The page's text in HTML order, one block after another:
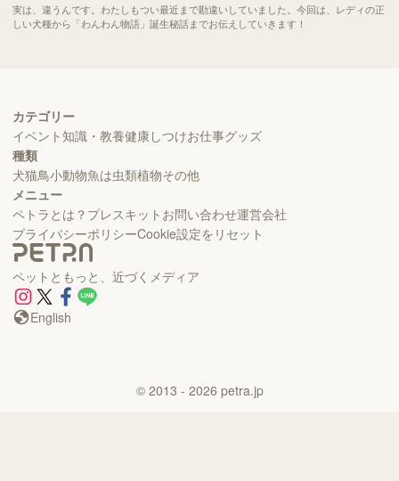
実は、違うんです。わたしもつい最近まで勘違いしていました。今回は、レディの正
しい犬種から「わんわん物語」誕生秘話までお伝えしていきます！
カテゴリー
イベント知識・教養健康しつけお仕事グッズ
種類
犬猫鳥小動物魚は虫類植物その他
メニュー
ペトラとは？ プレスキット お問い合わせ運営会社
プライバシーポリシーCookie設定をリセット
ペットともっと、近づくメディア
English
© 2013 - 2026 petra.jp